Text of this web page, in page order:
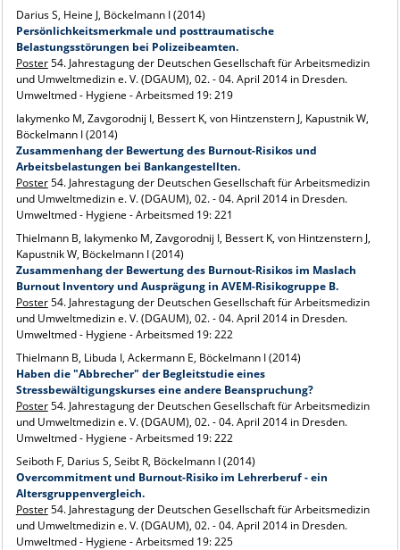
Darius S, Heine J, Böckelmann I (2014)
Persönlichkeitsmerkmale und posttraumatische
Belastungsstörungen bei Polizeibeamten.
Poster54. Jahrestagung der Deutschen Gesellschaft für Arbeitsmedizin
und Umweltmedizin e. V. (DGAUM), 02. - 04. April 2014 in Dresden.
Umweltmed - Hygiene - Arbeitsmed 19: 219
Iakymenko M, Zavgorodnij I, Bessert K, von Hintzenstern J, Kapustnik W,
Böckelmann I (2014)
Zusammenhang der Bewertung des Burnout-Risikos und
Arbeitsbelastungen bei Bankangestellten.
Poster54. Jahrestagung der Deutschen Gesellschaft für Arbeitsmedizin
und Umweltmedizin e. V. (DGAUM), 02. - 04. April 2014 in Dresden.
Umweltmed - Hygiene - Arbeitsmed 19: 221
Thielmann B, Iakymenko M, Zavgorodnij I, Bessert K, von Hintzenstern J,
Kapustnik W, Böckelmann I (2014)
Zusammenhang der Bewertung des Burnout-Risikos im Maslach
Burnout Inventory und Ausprägung in AVEM-Risikogruppe B.
Poster54. Jahrestagung der Deutschen Gesellschaft für Arbeitsmedizin
und Umweltmedizin e. V. (DGAUM), 02. - 04. April 2014 in Dresden.
Umweltmed - Hygiene - Arbeitsmed 19: 222
Thielmann B, Libuda I, Ackermann E, Böckelmann I (2014)
Haben die "Abbrecher" der Begleitstudie eines
Stressbewältigungskurses eine andere Beanspruchung?
Poster54. Jahrestagung der Deutschen Gesellschaft für Arbeitsmedizin
und Umweltmedizin e. V. (DGAUM), 02. - 04. April 2014 in Dresden.
Umweltmed - Hygiene - Arbeitsmed 19: 222
Seiboth F, Darius S, Seibt R, Böckelmann I (2014)
Overcommitment und Burnout-Risiko im Lehrerberuf - ein
Altersgruppenvergleich.
Poster54. Jahrestagung der Deutschen Gesellschaft für Arbeitsmedizin
und Umweltmedizin e. V. (DGAUM), 02. - 04. April 2014 in Dresden.
Umweltmed - Hygiene - Arbeitsmed 19: 225